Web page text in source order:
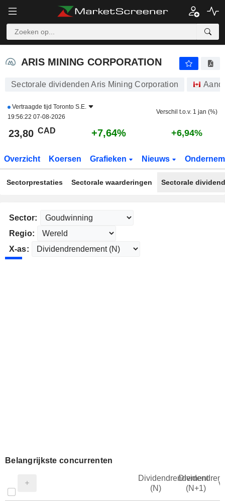
ARIS MINING CORPORATION
ARIS MINING CORPORATION
Sectorale dividenden Aris Mining Corporation
Vertraagde tijd Toronto S.E.
19:56:22 07-08-2026
Verschil t.o.v. 1 jan (%)
23,80 CAD +7,64% +6,94%
Overzicht Koersen Grafieken Nieuws
Sectorprestaties Sectorale waarderingen Sectorale
Sector:
Regio:
X-as:
Belangrijkste concurrenten
Dividendrendement
(N)
(N+1)